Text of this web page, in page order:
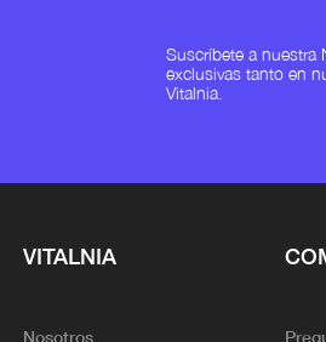
Suscríbete a nuestra
exclusivas tanto en
Vitalnia.
VITALNIA
Nosotros